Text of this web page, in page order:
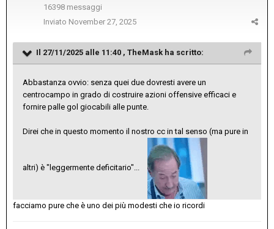
16398 messaggi
Inviato November 27, 2025
Il 27/11/2025 alle 11:40 , TheMask ha scritto:
Abbastanza ovvio: senza quei due dovresti avere un
centrocampo in grado di costruire azioni offensive efficaci e
fornire palle gol giocabili alle punte.
Direi che in questo momento il nostro cc in tal senso (ma pure in
altri) è "leggermente deficitario"...
facciamo pure che è uno dei più modesti che io ricordi